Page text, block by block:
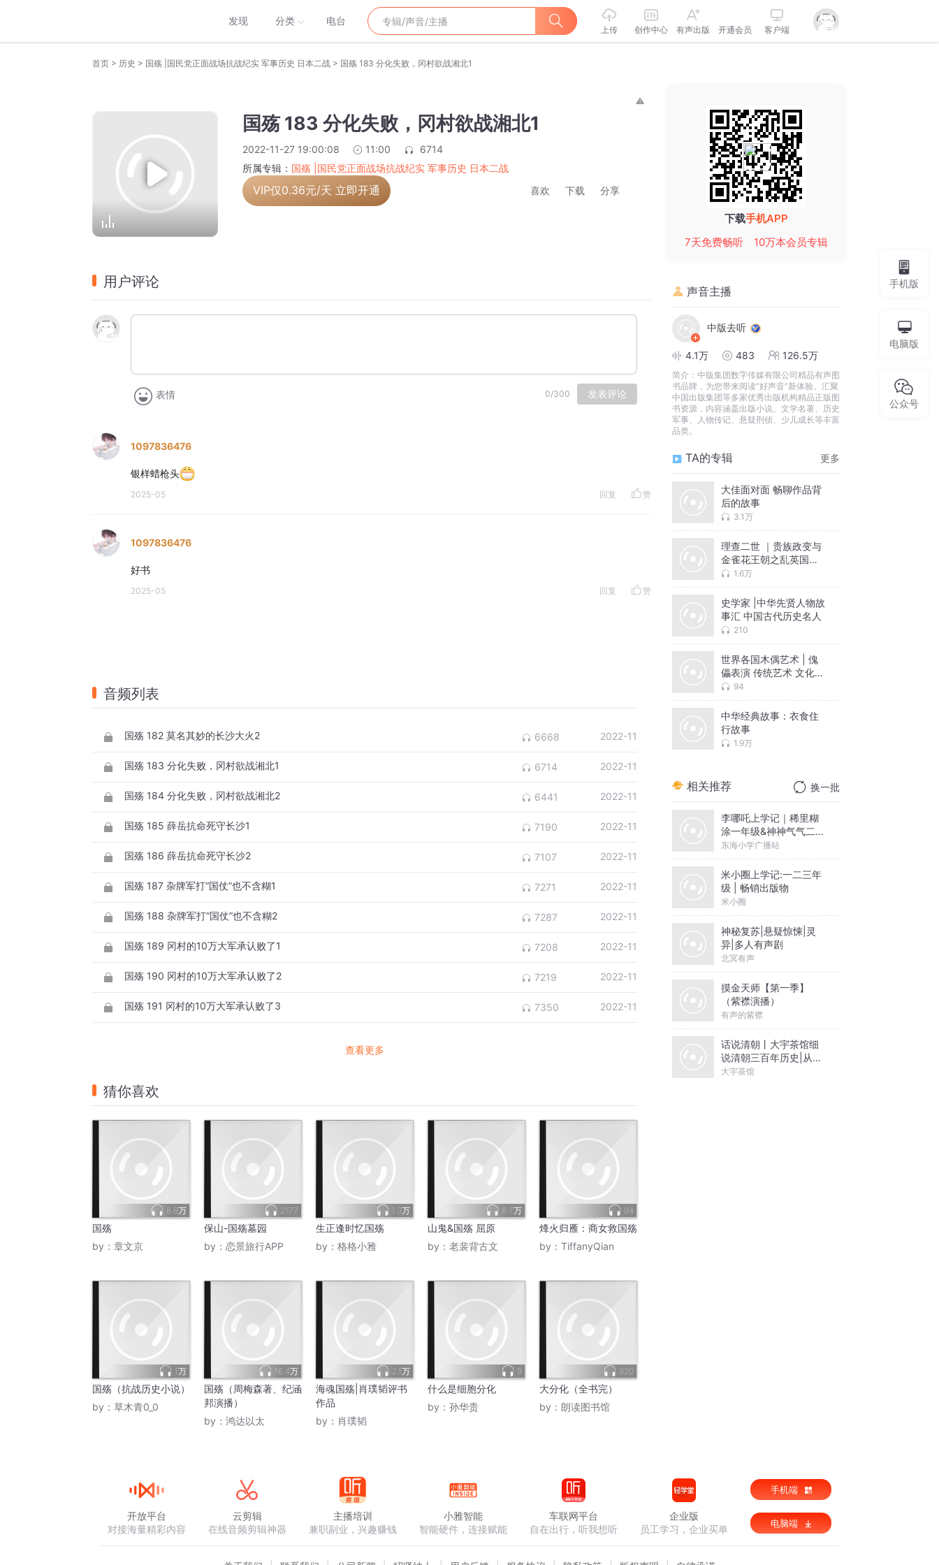
发现 分类 电台
上传 创作中心 有声出版 开通会员 客户端
首页 > 历史 > 国殇 |国民党正面战场抗战纪实 军事历史 日本二战 > 国殇 183 分化失败，冈村欲战湘北1
国殇 183 分化失败，冈村欲战湘北1
2022-11-27 19:00:08 11:00
6714
所属专辑： 国殇 |国民党正面战场抗战纪实 军事历史 日本二战
VIP仅0.36元/天 立即开通 喜欢 下载 分享
用户评论
表情 0/300 发表评论
1097836476
银样蜡枪头
2025-05 回复 赞
1097836476
好书
2025-05 回复 赞
音频列表
国殇 182 莫名其妙的长沙大火2 6668 2022-11
国殇 183 分化失败，冈村欲战湘北1 6714 2022-11
国殇 184 分化失败，冈村欲战湘北2 6441 2022-11
国殇 185 薛岳抗命死守长沙1 7190 2022-11
国殇 186 薛岳抗命死守长沙2 7107 2022-11
国殇 187 杂牌军打“国仗”也不含糊1 7271 2022-11
国殇 188 杂牌军打“国仗”也不含糊2 7287 2022-11
国殇 189 冈村的10万大军承认败了1 7208 2022-11
国殇 190 冈村的10万大军承认败了2 7219 2022-11
国殇 191 冈村的10万大军承认败了3 7350 2022-11
查看更多
猜你喜欢
8.8万
国殇
by： 章文京
2177
保山-国殇墓园
by： 恋景旅行APP
1.3万
生正逢时忆国殇
by： 格格小雅
8.7万
山鬼&国殇 屈原
by： 老裴背古文
94
烽火归雁：商女救国殇
by： TiffanyQian
1万
国殇（抗战历史小说）
by： 草木青0_0
16.4万
国殇（周梅森著、纪涵
邦演播）
by： 鸿达以太
2.1万
海魂国殇|肖璞韬评书
作品
by： 肖璞韬
9
什么是细胞分化
by： 孙华贵
820
大分化（全书完）
by： 朗读图书馆
下载手机APP
7天免费畅听
10万本会员专辑
声音主播
中版去听
4.1万 483 126.5万
简介： 中版集团数字传媒有限公司精品有声图
书品牌，为您带来阅读“好声音”新体验。汇聚
中国出版集团等多家优秀出版机构精品正版图
书资源，内容涵盖出版小说、文学名著、历史
军事、人物传记、悬疑刑侦、少儿成长等丰富
品类。
TA的专辑 更多
大佳面对面 畅聊作品背
后的故事
3.1万
理查二世 ｜贵族政变与
金雀花王朝之乱英国史
王室1.6万
史学家 |中华先贤人物故
事汇 中国古代历史名人
210
世界各国木偶艺术 | 傀
儡表演 传统艺术 文化历
史 94
中华经典故事：衣食住
行故事
1.9万
相关推荐 换一批
李哪吒上学记｜稀里糊
涂一年级&神神气气二年
级
东海小学广播站
米小圈上学记:一二三年
级 | 畅销出版物
米小圈
神秘复苏|悬疑惊悚|灵
异|多人有声剧
北冥有声
摸金天师【第一季】
（紫襟演播）
有声的紫襟
话说清朝丨大宇茶馆细
说清朝三百年历史|从努
尔哈赤到末代皇帝溥仪|
大宇茶馆
手机版
电脑版
公众号
开放平台
对接海量精彩内容
云剪辑
在线音频剪辑神器
主播培训
兼职副业，兴趣赚钱
小雅智能
智能硬件，连接赋能
车联网平台
自在出行，听我想听
企业版
员工学习，企业买单
手机端
电脑端